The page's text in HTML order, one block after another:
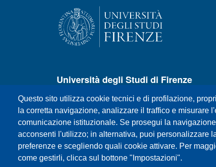
Questo sito utilizza cookie tecnici e di profilazione,
la corretta navigazione, analizzare il traffico e misurare
comunicazione istituzionale. Se prosegui la
acconsenti l'utilizzo; in alternativa, puoi personalizzare
preferenze e scegliendo quali cookie attivare. Per
come gestirli, clicca sul bottone "Impostazioni".
Università degli Studi di Firenze
P.zza S.Marco, 4 - 50121 Firenze
Centralino +39 055 27571
E-mail:urp@unifi.it
Posta certificata:ateneo@pec.unifi.it
P.IVA/Cod.Fis. 01279680480